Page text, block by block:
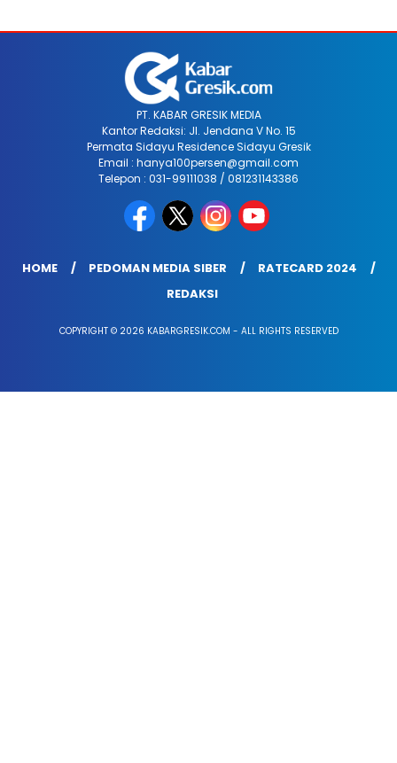
PT. KABAR GRESIK MEDIA
Kantor Redaksi: Jl. Jendana V No. 15
Permata Sidayu Residence Sidayu Gresik
Email : hanya100persen@gmail.com
Telepon : 031-99111038 / 081231143386
HOME PEDOMAN MEDIA SIBER
RATECARD 2024
REDAKSI
COPYRIGHT © 2026 KABARGRESIK.COM - ALL RIGHTS RESERVED